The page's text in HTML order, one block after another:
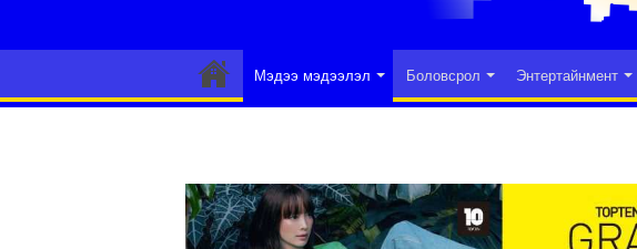
Мэдээ мэдээлэл Боловсрол Энтертайнмент